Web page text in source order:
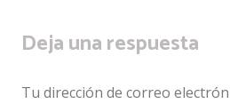
Deja una respuesta
Tu dirección de correo